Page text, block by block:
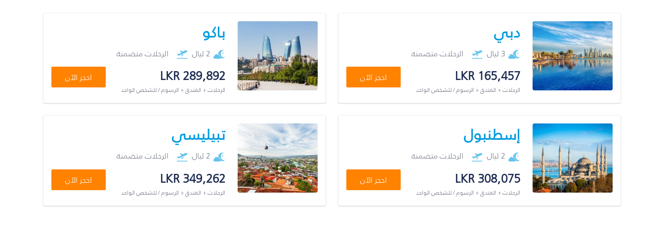
دبي
3 ليال الرحلات متضمنة
LKR 165,457
الرحلات + الفندق + الرسوم / للشخص الواحد
احجز الآن
باكو
2 ليال الرحلات متضمنة
LKR 289,892
الرحلات + الفندق + الرسوم / للشخص الواحد
احجز الآن
إسطنبول
2 ليال الرحلات متضمنة
LKR 308,075
الرحلات + الفندق + الرسوم / للشخص الواحد
احجز الآن
تبيليسي
2 ليال الرحلات متضمنة
LKR 349,262
الرحلات + الفندق + الرسوم / للشخص الواحد
احجز الآن